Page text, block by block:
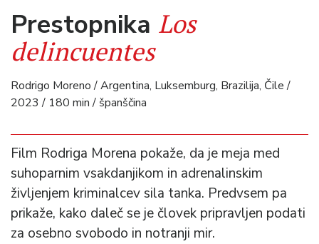
Prestopnika Los
delincuentes
Rodrigo Moreno / Argentina, Luksemburg, Brazilija, Čile /
2023 / 180 min / španščina
Film Rodriga Morena pokaže, da je meja med
suhoparnim vsakdanjikom in adrenalinskim
življenjem kriminalcev sila tanka. Predvsem pa
prikaže, kako daleč se je človek pripravljen podati
za osebno svobodo in notranji mir.